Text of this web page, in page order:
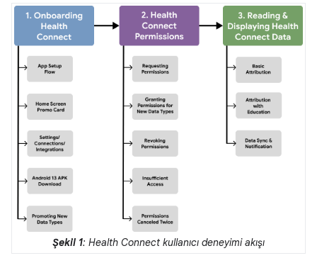
Şekil 1: Health Connect kullanıcı deneyimi akışı